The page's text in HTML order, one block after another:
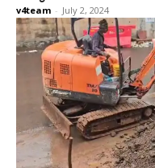
v4team - July 2, 2024